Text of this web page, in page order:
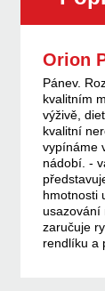
Orion
Pánev.
kvalitním
výživě,
kvalitní
vypínáme
nádobí. -
hmotnosti
usazování
zaručuje
rendlíku a